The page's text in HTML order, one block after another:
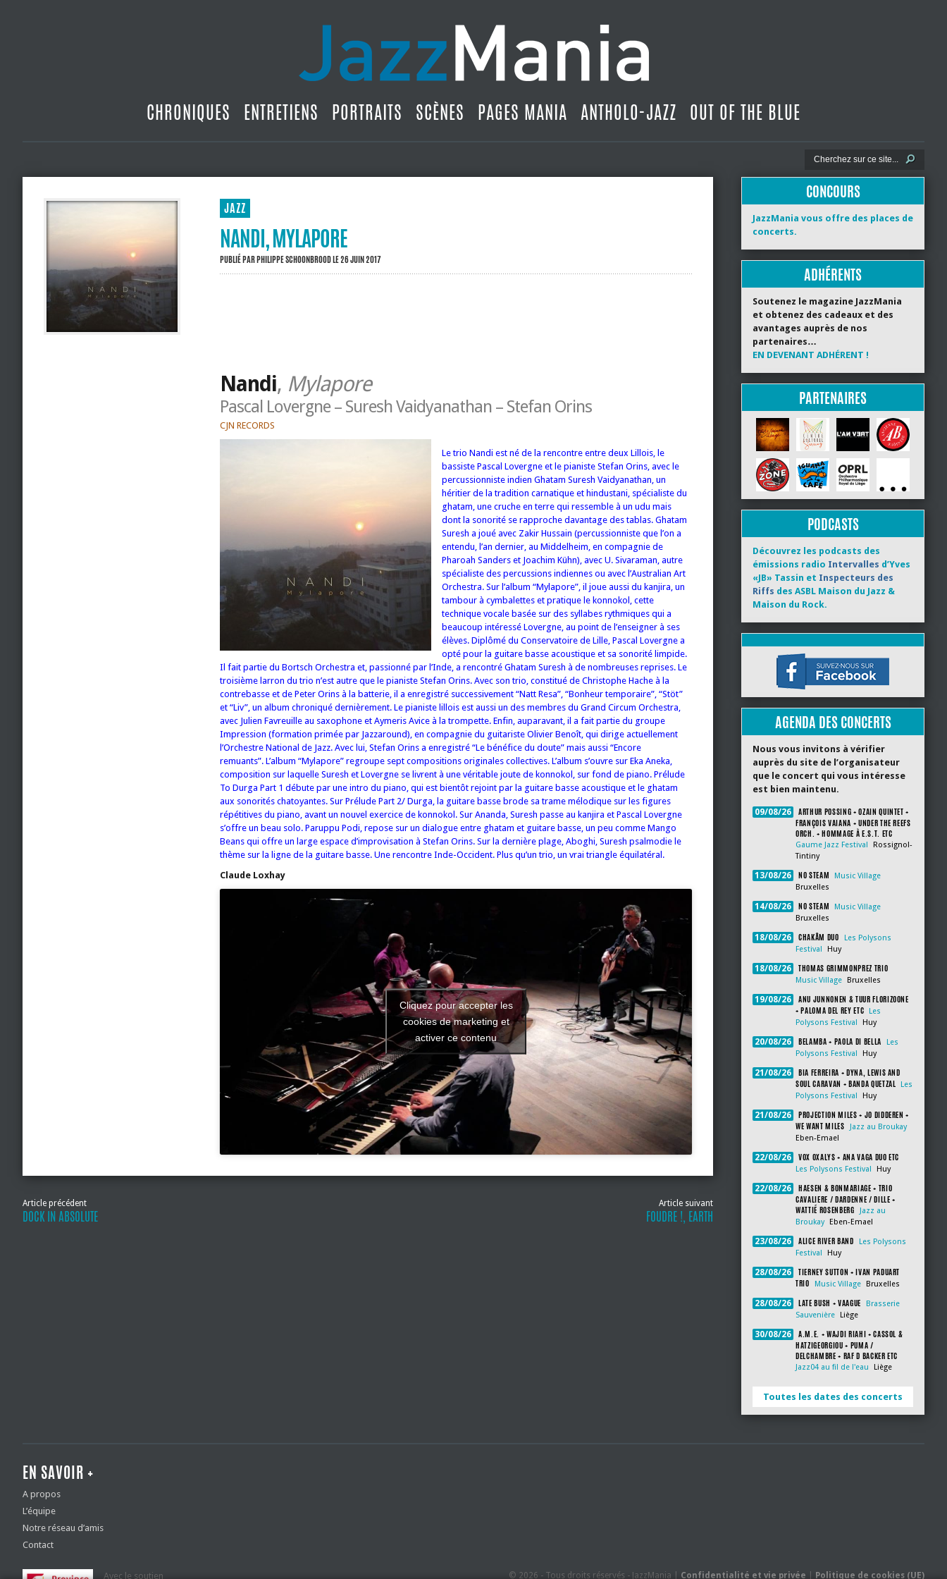
CHRONIQUES ENTRETIENS PORTRAITS SCÈNES PAGES MANIA ANTHOLO-JAZZ OUT OF THE BLUE
JAZZ
NANDI, MYLAPORE
PUBLIÉ PARPHILIPPE SCHOONBROODLE 26 JUIN 2017
Nandi, Mylapore
Pascal Lovergne – Suresh Vaidyanathan – Stefan Orins
CJN RECORDS
Le trio Nandi est né de la rencontre entre deux Lillois, le
bassiste Pascal Lovergne et le pianiste Stefan Orins, avec le
percussionniste indien Ghatam Suresh Vaidyanathan, un
héritier de la tradition carnatique et hindustani, spécialiste du
ghatam, une cruche en terre qui ressemble à un udu mais
dont la sonorité se rapproche davantage des tablas. Ghatam
Suresh a joué avec Zakir Hussain (percussionniste que l’on a
entendu, l’an dernier, au Middelheim, en compagnie de
Pharoah Sanders et Joachim Kühn), avec U. Sivaraman, autre
spécialiste des percussions indiennes ou avec l’Australian Art
Orchestra. Sur l’album “Mylapore”, il joue aussi du kanjira, un
tambour à cymbalettes et pratique le konnokol, cette
technique vocale basée sur des syllabes rythmiques qui a
beaucoup intéressé Lovergne, au point de l’enseigner à ses
élèves. Diplômé du Conservatoire de Lille, Pascal Lovergne a
opté pour la guitare basse acoustique et sa sonorité limpide.
Il fait partie du Bortsch Orchestra et, passionné par l’Inde, a rencontré Ghatam Suresh à de nombreuses reprises. Le
troisième larron du trio n’est autre que le pianiste Stefan Orins. Avec son trio, constitué de Christophe Hache à la
contrebasse et de Peter Orins à la batterie, il a enregistré successivement “Natt Resa”, “Bonheur temporaire”, “Stöt”
et “Liv”, un album chroniqué dernièrement. Le pianiste lillois est aussi un des membres du Grand Circum Orchestra,
avec Julien Favreuille au saxophone et Aymeris Avice à la trompette. Enfin, auparavant, il a fait partie du groupe
Impression (formation primée par Jazzaround), en compagnie du guitariste Olivier Benoît, qui dirige actuellement
l’Orchestre National de Jazz. Avec lui, Stefan Orins a enregistré “Le bénéfice du doute” mais aussi “Encore
remuants”. L’album “Mylapore” regroupe sept compositions originales collectives. L’album s’ouvre sur Eka Aneka,
composition sur laquelle Suresh et Lovergne se livrent à une véritable joute de konnokol, sur fond de piano. Prélude
To Durga Part 1 débute par une intro du piano, qui est bientôt rejoint par la guitare basse acoustique et le ghatam
aux sonorités chatoyantes. Sur Prélude Part 2/ Durga, la guitare basse brode sa trame mélodique sur les figures
répétitives du piano, avant un nouvel exercice de konnokol. Sur Ananda, Suresh passe au kanjira et Pascal Lovergne
s’offre un beau solo. Paruppu Podi, repose sur un dialogue entre ghatam et guitare basse, un peu comme Mango
Beans qui offre un large espace d’improvisation à Stefan Orins. Sur la dernière plage, Aboghi, Suresh psalmodie le
thème sur la ligne de la guitare basse. Une rencontre Inde-Occident. Plus qu’un trio, un vrai triangle équilatéral.
Claude Loxhay
Cliquez pour accepter les
cookies de marketing et
activer ce contenu
Article précédent
DOCK IN ABSOLUTE
Article suivant
FOUDRE !, EARTH
CONCOURS
JazzMania vous offre des places de
concerts.
ADHÉRENTS
Soutenez le magazine JazzMania
et obtenez des cadeaux et des
avantages auprès de nos
partenaires…
EN DEVENANT ADHÉRENT !
PARTENAIRES
PODCASTS
Découvrez les podcasts des
émissions radio Intervalles d’Yves
«JB» Tassin et Inspecteurs des
Riffs des ASBL Maison du Jazz &
Maison du Rock.
AGENDA DES CONCERTS
Nous vous invitons à vérifier
auprès du site de l’organisateur
que le concert qui vous intéresse
est bien maintenu.
09/08/26
ARTHUR POSSING + OZAIN QUINTET +
FRANÇOIS VAIANA + UNDER THE REEFS
ORCH. + HOMMAGE À E.S.T. ETC
Gaume Jazz Festival
Rossignol-
Tintiny
13/08/26 NO STEAM
Music Village
Bruxelles
14/08/26 NO STEAM
Music Village
Bruxelles
18/08/26 CHAKÂM DUO
Les Polysons
Festival
Huy
18/08/26 THOMAS GRIMMONPREZ TRIO
Music Village Bruxelles
19/08/26
ANU JUNNONEN & TUUR FLORIZOONE
+ PALOMA DEL REY ETC
Les
Polysons Festival
Huy
20/08/26 BELAMBA + PAOLA DI BELLA
Les
Polysons Festival
Huy
21/08/26
BIA FERREIRA + DYNA, LEWIS AND
SOUL CARAVAN + BANDA QUETZAL
Les
Polysons Festival
Huy
21/08/26
PROJECTION MILES + JO DIDDEREN +
WE WANT MILES
Jazz au Broukay
Eben-Emael
22/08/26 VOX OXALYS + ANA VAGA DUO ETC
Les Polysons Festival Huy
22/08/26
HAESEN & BONMARIAGE + TRIO
CAVALIERE / DARDENNE / DILLE +
WATTIÉ ROSENBERG
Jazz au
Broukay
Eben-Emael
23/08/26 ALICE RIVER BAND
Les Polysons
Festival
Huy
28/08/26
TIERNEY SUTTON + IVAN PADUART
TRIO
Music Village Bruxelles
28/08/26 LATE BUSH + VAAGUE
Brasserie
Sauvenière
Liège
30/08/26
A.M.E. + WAJDI RIAHI + CASSOL &
HATZIGEORGIOU + PUMA /
DELCHAMBRE + RAF D BACKER ETC
Jazz04 au fil de l'eau Liège
Toutes les dates des concerts
EN SAVOIR +
A propos
L’équipe
Notre réseau d’amis
Contact
Avec le soutien © 2026 - Tous droits réservés - JazzMania | Confidentialité et vie privée Politique de cookies (UE)